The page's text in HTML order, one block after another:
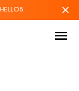
HELLO5